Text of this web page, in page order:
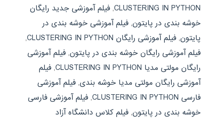
CLUSTERING IN PYTHON
, فیلم آموزشی جدید رایگان
خوشه بندی در پایتون, فیلم آموزشی خوشه بندی در
پایتون, فیلم آموزشی رایگان CLUSTERING IN PYTHON
,
فیلم آموزشی رایگان خوشه بندی در پایتون, فیلم آموزشی
رایگان مولتی مدیا CLUSTERING IN PYTHON
, فیلم
آموزشی رایگان مولتی مدیا خوشه بندی, فیلم آموزشی
فارسی CLUSTERING IN PYTHON
, فیلم آموزشی فارسی
خوشه بندی در پایتون, فیلم کلاس دانشگاه آزاد